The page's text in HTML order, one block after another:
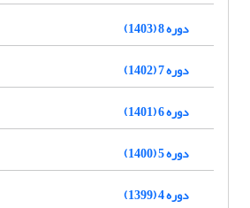
دوره 8 (1403)
دوره 7 (1402)
دوره 6 (1401)
دوره 5 (1400)
دوره 4 (1399)